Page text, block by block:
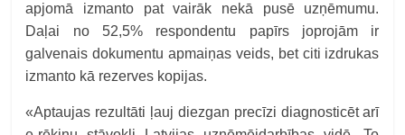
apjomā izmanto pat vairāk nekā pusē uzņēmumu.
Daļai no 52,5% respondentu papīrs joprojām ir
galvenais dokumentu apmaiņas veids, bet citi izdrukas
izmanto kā rezerves kopijas.
«Aptaujas rezultāti ļauj diezgan precīzi diagnosticēt arī